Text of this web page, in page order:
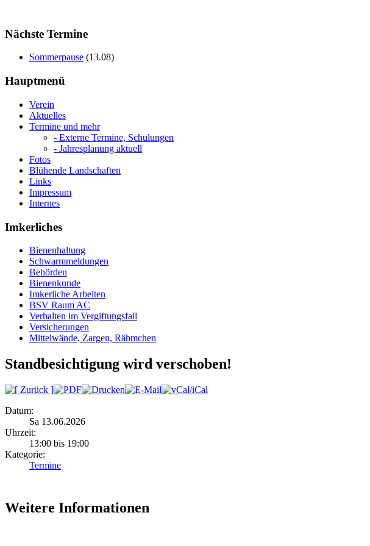
Nächste Termine
Sommerpause (13.08)
Hauptmenü
Verein
Aktuelles
Termine und mehr
- Externe Termine, Schulungen
- Jahresplanung aktuell
Fotos
Blühende Landschaften
Links
Impressum
Internes
Imkerliches
Bienenhaltung
Schwarmmeldungen
Behörden
Bienenkunde
Imkerliche Arbeiten
BSV Raum AC
Verhalten im Vergiftungsfall
Versicherungen
Mittelwände, Zargen, Rähmchen
Standbesichtigung wird verschoben!
Datum:
Sa 13.06.2026
Uhrzeit:
13:00 bis 19:00
Kategorie:
Termine
Weitere Informationen